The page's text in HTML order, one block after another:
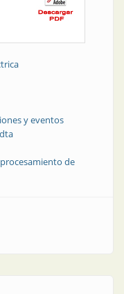
y eventos
procesamiento de
| Convocatoria y